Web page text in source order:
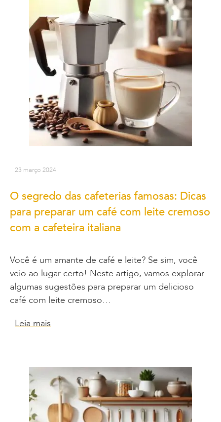
23 março 2024
O segredo das cafeterias famosas: Dicas
para preparar um café com leite cremoso
com a cafeteira italiana
Você é um amante de café e leite? Se sim, você
veio ao lugar certo! Neste artigo, vamos explorar
algumas sugestões para preparar um delicioso
café com leite cremoso…
Leia mais